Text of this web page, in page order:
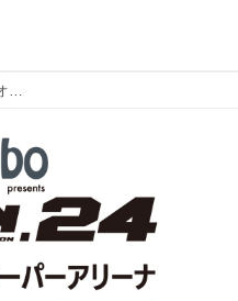
Yogibo presents RIZIN.24 オフィシャルサイト先着先行チケットの受付が9/3（木）12時よりスタート！